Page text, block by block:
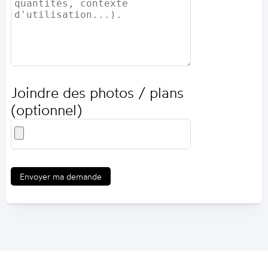
Joindre des photos / plans
(optionnel)
Envoyer ma demande